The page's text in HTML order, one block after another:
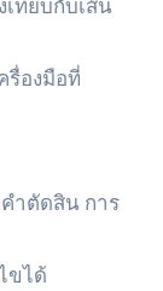
ทียบกับเส้น
รื่องมือที่
ำตัดสิน การ
ขได้